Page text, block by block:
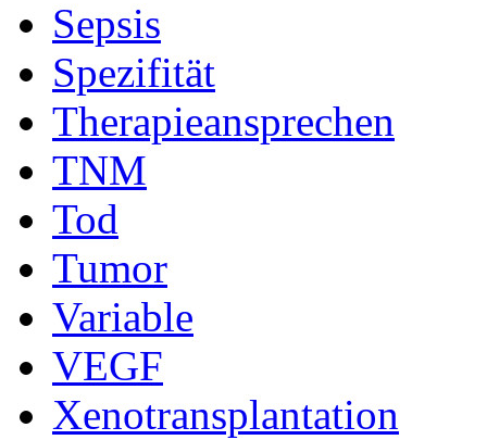
Sepsis
Spezifität
Therapieansprechen
TNM
Tod
Tumor
Variable
VEGF
Xenotransplantation